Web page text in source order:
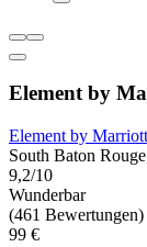
Element by
Element by
South Baton
9,2/10
Wunderbar
(461 Bewertungen)
99 €